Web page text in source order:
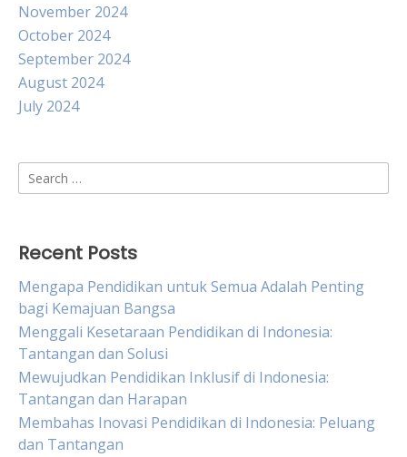
November 2024
October 2024
September 2024
August 2024
July 2024
Search
for:
Recent Posts
Mengapa Pendidikan untuk Semua Adalah Penting
bagi Kemajuan Bangsa
Menggali Kesetaraan Pendidikan di Indonesia:
Tantangan dan Solusi
Mewujudkan Pendidikan Inklusif di Indonesia:
Tantangan dan Harapan
Membahas Inovasi Pendidikan di Indonesia: Peluang
dan Tantangan